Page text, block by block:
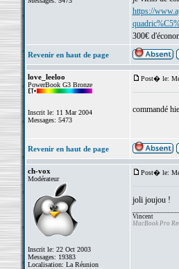
https://
300€
Revenir en haut de page
love_leeloo
PowerBook G3 Bronze
Inscrit le: 11 Mar 2004
Messages: 5473
Post� le:
commandé
Revenir en haut de page
ch-vox
Modérateur
Inscrit le: 22 Oct 2003
Messages: 19383
Localisation: La Réunion
Post� le:
joli joujou !
Vincent
MacBook Pro